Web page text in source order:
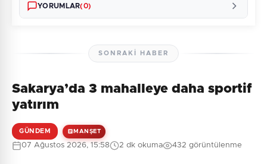
YORUMLAR(0)
Henüz yorum yapılmamış. İlk yorumu siz yapın!
SONRAKI HABER
Sakarya’da 3 mahalleye daha sportif
yatırım
GÜNDEM MANŞET
07 Ağustos 2026, 15:58 2 dk okuma 432 görüntülenme